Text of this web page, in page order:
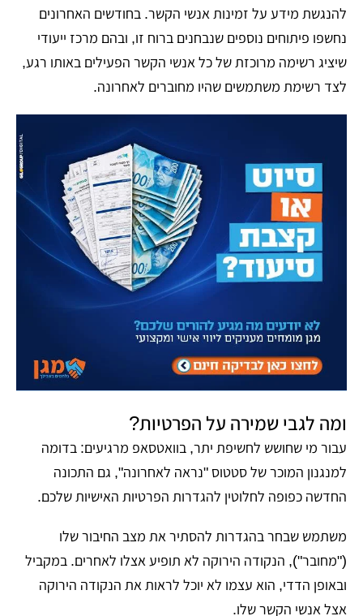
להנגשת מידע על זמינות אנשי הקשר. בחודשים האחרונים
נחשפו פיתוחים נוספים שנבחנים ברוח זו, ובהם מרכז ייעודי
שיציג רשימה מרוכזת של כל אנשי הקשר הפעילים באותו רגע,
לצד רשימת משתמשים שהיו מחוברים לאחרונה.
ומה לגבי שמירה על הפרטיות?
עבור מי שחושש לחשיפת יתר, בוואטסאפ מרגיעים: בדומה
למנגנון המוכר של סטטוס "נראה לאחרונה", גם התכונה
החדשה כפופה לחלוטין להגדרות הפרטיות האישיות שלכם.
משתמש שבחר בהגדרות להסתיר את מצב החיבור שלו
("מחובר"), הנקודה הירוקה לא תופיע אצלו לאחרים. במקביל
ובאופן הדדי, הוא עצמו לא יוכל לראות את הנקודה הירוקה
אצל אנשי הקשר שלו.